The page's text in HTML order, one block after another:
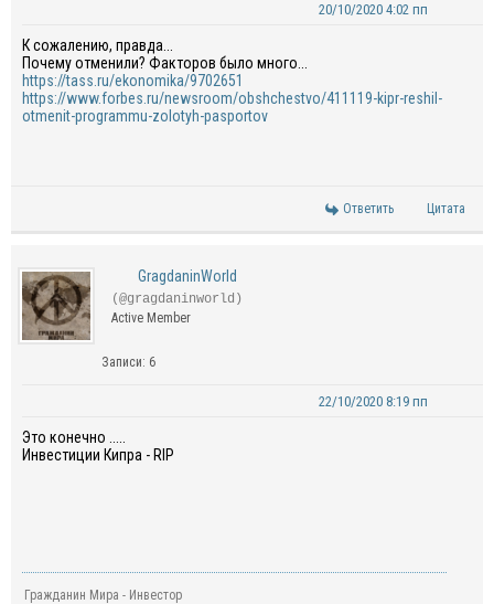
20/10/2020 4:02 пп
К сожалению, правда...
Почему отменили? Факторов было много...
https://tass.ru/ekonomika/9702651
https://www.forbes.ru/newsroom/obshchestvo/411119-kipr-reshil-
otmenit-programmu-zolotyh-pasportov
Ответить Цитата
GragdaninWorld
(@gragdaninworld)
Active Member
Записи: 6
22/10/2020 8:19 пп
Это конечно .....
Инвестиции Кипра - RIP
Гражданин Мира - Инвестор